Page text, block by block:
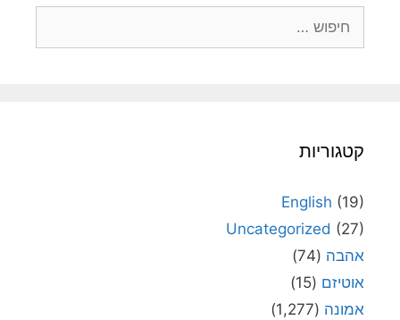
קטגוריות
English (19)
Uncategorized (27)
אהבה (74)
אוטיזם (15)
אמונה (1,277)